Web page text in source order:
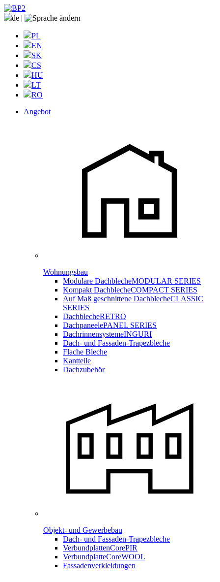
de |
PL
EN
SK
CS
HU
LT
RO
Angebot
Wohnungsbau
Modulare DachblecheMODULAR SERIES
Kompakt DachblecheCOMPACT SERIES
Auf Maß geschnittene DachblecheCLASSIC
SERIES
DachblecheRETRO
DachpaneelePANEL SERIES
DachrinnensystemeINGURI
Dach- und Fassaden-Trapezbleche
Flache Bleche
Kantteile
Dachzubehör
Objekt- und Gewerbebau
Dach- und Fassaden-Trapezbleche
VerbundplattenCorePIR
VerbundplatteCoreWOOL
Fassadenverkleidungen